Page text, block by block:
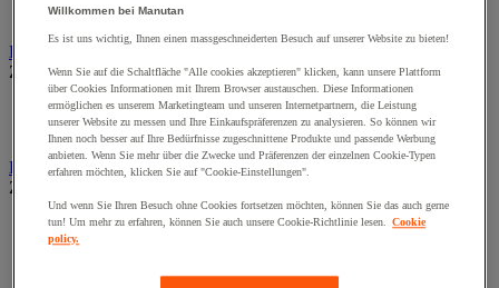
Wand-Display
Beschilderung
Zur gesamten Produktgruppe
Halter für Türschild und Hinweisschild
Hinweisschild auf Befestigungspaltte
Bodenmatten für Büro- und Gemeinschaftsräume
Zur gesamten Produktgruppe
Anti-Ermüdungsmatte für Büroräume
Bodenschutzmatte
Willkommen bei Manutan
Es ist uns wichtig, Ihnen einen massgeschneiderten Besuch auf unserer Website zu bieten!
Wenn Sie auf die Schaltfläche "Alle cookies akzeptieren" klicken, kann unsere Plattform
über Cookies Informationen mit Ihrem Browser austauschen. Diese Informationen
ermöglichen es unserem Marketingteam und unseren Internetpartnern, die Leistung
unserer Website zu messen und Ihre Einkaufspräferenzen zu analysieren. So können wir
Ihnen noch besser auf Ihre Bedürfnisse zugeschnittene Produkte und passende Werbung
anbieten. Wenn Sie mehr über die Zwecke und Präferenzen der einzelnen Cookie-Typen
erfahren möchten, klicken Sie auf "Cookie-Einstellungen".
Und wenn Sie Ihren Besuch ohne Cookies fortsetzen möchten, können Sie das auch gerne
tun! Um mehr zu erfahren, können Sie auch unsere Cookie-Richtlinie lesen.
Cookie
policy.